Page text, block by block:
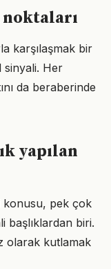
karşılaşmak bir
sinyali. Her
da beraberinde
yapılan
konusu, pek çok
başlıklardan biri.
olarak kutlamak